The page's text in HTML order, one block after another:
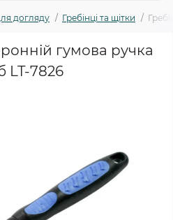
догляду Гребінці та щітки
гумова ручка
LT-7826